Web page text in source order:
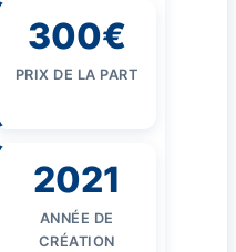
300€
PRIX DE LA PART
2021
ANNÉE DE
CRÉATION